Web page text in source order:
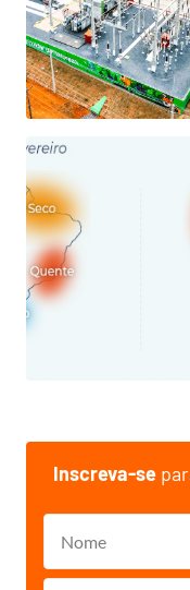
Inscreva-se